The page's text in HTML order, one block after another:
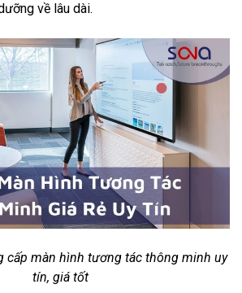
về lâu dài.
cấp màn hình tương tác thông minh uy
tín, giá tốt